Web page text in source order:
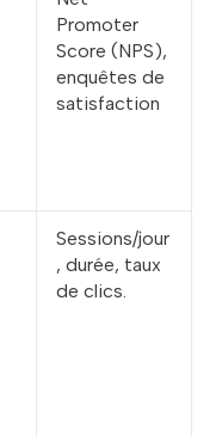
Promoter
Score (NPS),
enquêtes de
satisfaction
Sessions/jour
, durée, taux
de clics.